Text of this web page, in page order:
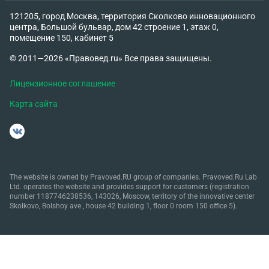
что я на постоянной основе проживаю в другом
регионе? Разве сейчас не происходит
городе? Буду очень признательна за ответ
121205, город Москва, территория Сколково инновационного
центра, Большой бульвар, дом 42 строение 1, этаж 0,
помещение 150, кабинет 5
© 2011—2026 «Правовед.ru» Все права защищены.
Лицензионное соглашение
Карта сайта
The website is owned by Pravoved.RU group of companies. Pravoved.Ru Lab
Ltd. operates the website and provides support for customers (registration
number 1187746238536, 143026, Moscow, territory of the innovative center
Skolkovo, Bolshoy ave., house 42 building 1, floor 0 room 150 office 5).